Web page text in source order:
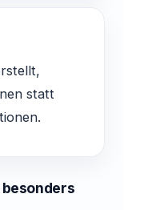
statt
besonders